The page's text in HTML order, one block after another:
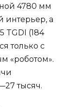
4780 мм
интерьер, а
TGDI (184
только с
«роботом».
тысяч.